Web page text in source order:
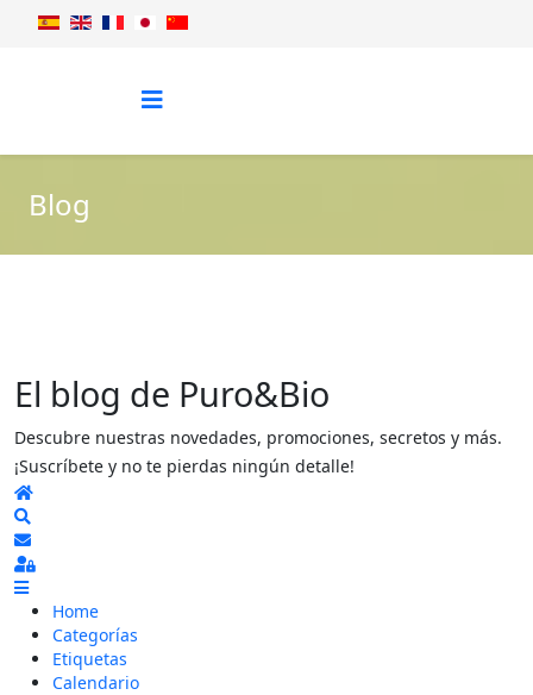
Blog
El blog de Puro&Bio
Descubre nuestras novedades, promociones, secretos y más.
¡Suscríbete y no te pierdas ningún detalle!
Home
Suscribirse a las actualizaciones
Sign In
Home
Categorías
Etiquetas
Calendario